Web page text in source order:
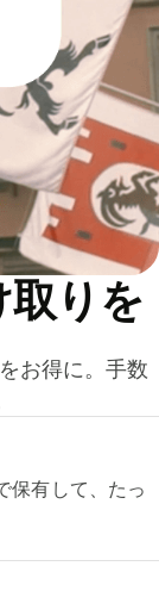
取りを
お得に。手数
保有して、たっ